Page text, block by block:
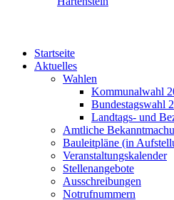
Startseite
Aktuelles
Wahlen
Kommunalwahl
Bundestagswahl
Landtags- und
Amtliche
Bauleitpläne (in
Veranstaltungskalender
Stellenangebote
Ausschreibungen
Notrufnummern